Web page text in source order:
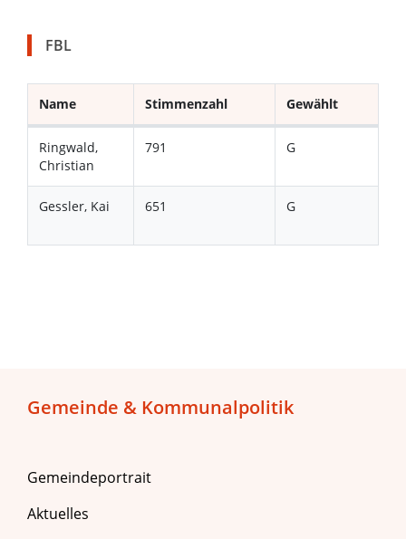
Gemeinde & Kommunalpolitik
Gemeindeportrait
Aktuelles
FBL
Name Stimmenzahl Gewählt
Ringwald,
Christian
791 G
Gessler, Kai 651 G